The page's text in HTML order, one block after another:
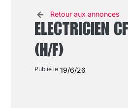
Retour aux annonces
ELECTRICIEN
(H/F)
Publié le 19/6/26